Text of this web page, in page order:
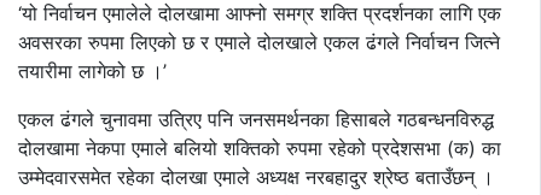
‘यो निर्वाचन एमालेले दोलखामा आफ्नो समग्र शक्ति प्रदर्शनका लागि एक
अवसरका रुपमा लिएको छ र एमाले दोलखाले एकल ढंगले निर्वाचन जित्ने
तयारीमा लागेको छ ।’
एकल ढंगले चुनावमा उत्रिए पनि जनसमर्थनका हिसाबले गठबन्धनविरुद्ध
दोलखामा नेकपा एमाले बलियो शक्तिको रुपमा रहेको प्रदेशसभा (क) का
उम्मेदवारसमेत रहेका दोलखा एमाले अध्यक्ष नरबहादुर श्रेष्ठ बताउँछन् ।